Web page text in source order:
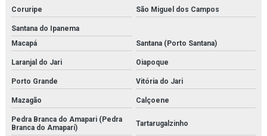
Sondex
Temporizador danfoss
Tetpor air
Trocador de calor brasado
Trocador de calor a placas
Valvula balanceadora
Coruripe São Miguel dos Campos
Santana do Ipanema
Macapá
Santana (Porto Santana)
Laranjal do Jari Oiapoque
Porto Grande Vitória do Jari
Mazagão Calçoene
Pedra Branca do Amapari (Pedra
Branca do Amaparí)
Tartarugalzinho